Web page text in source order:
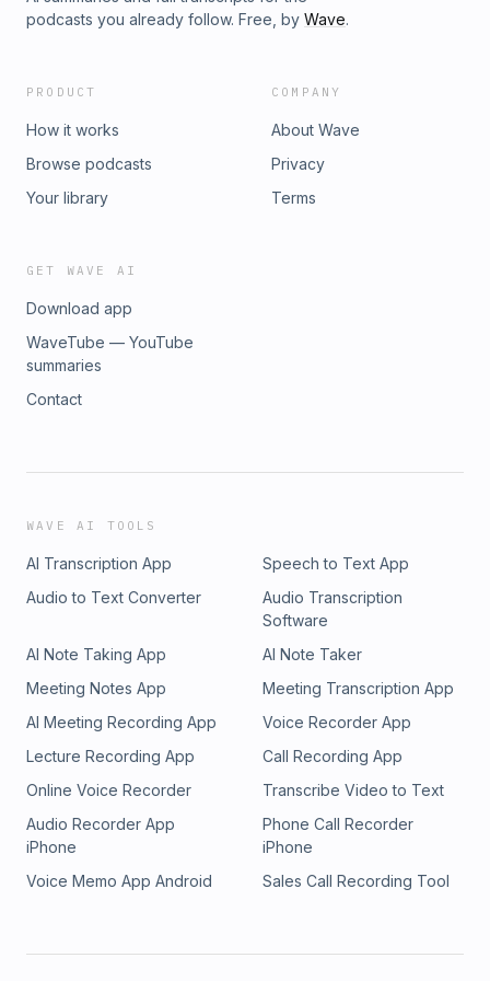
podcasts you already follow. Free, by Wave.
PRODUCT
How it works
Browse podcasts
Your library
COMPANY
About Wave
Privacy
Terms
GET WAVE AI
Download app
WaveTube — YouTube
summaries
Contact
WAVE AI TOOLS
AI Transcription App
Speech to Text App
Audio to Text Converter
Audio Transcription
Software
AI Note Taking App
AI Note Taker
Meeting Notes App
Meeting Transcription App
AI Meeting Recording App
Voice Recorder App
Lecture Recording App
Call Recording App
Online Voice Recorder
Transcribe Video to Text
Audio Recorder App
iPhone
Phone Call Recorder
iPhone
Voice Memo App Android
Sales Call Recording Tool